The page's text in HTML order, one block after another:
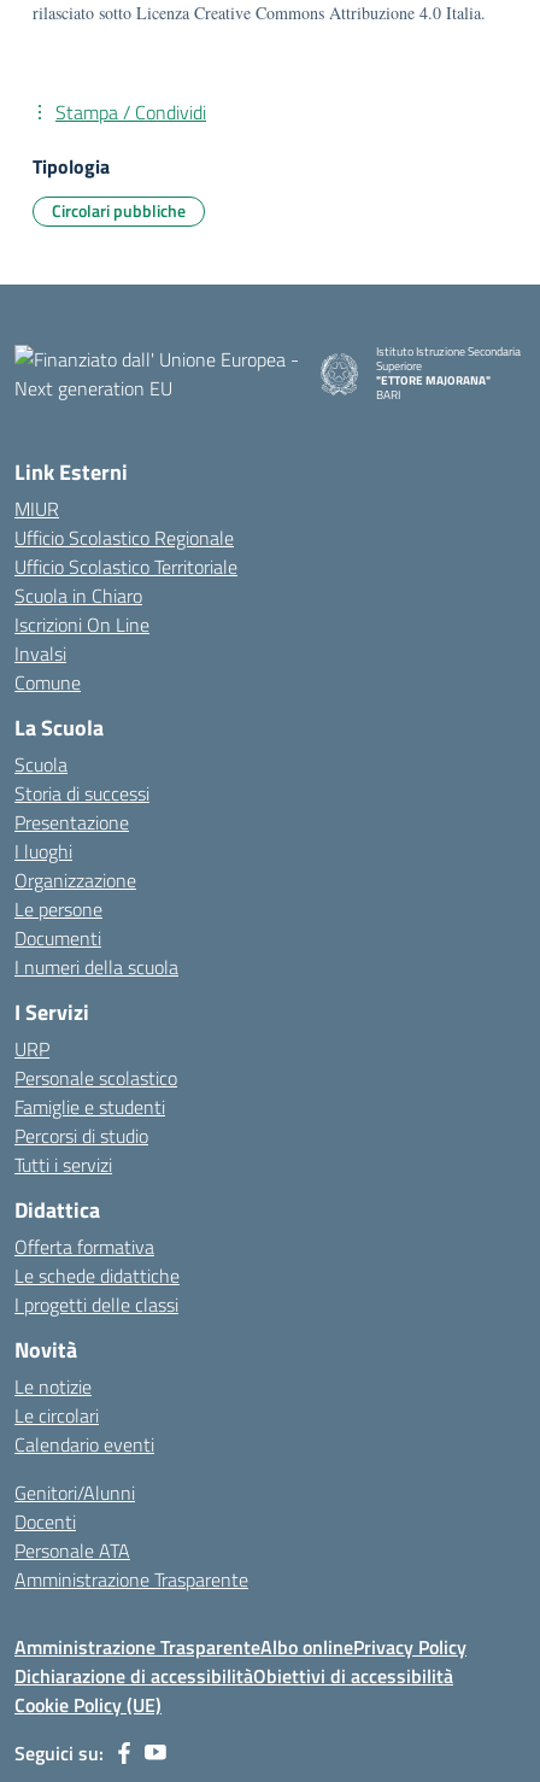
rilasciato sotto Licenza Creative Commons Attribuzione 4.0 Italia.
Stampa / Condividi
Tipologia
Circolari pubbliche
Istituto Istruzione Secondaria
Superiore
"ETTORE MAJORANA"
BARI
Link Esterni
MIUR
Ufficio Scolastico Regionale
Ufficio Scolastico Territoriale
Scuola in Chiaro
Iscrizioni On Line
Invalsi
Comune
La Scuola
Scuola
Storia di successi
Presentazione
I luoghi
Organizzazione
Le persone
Documenti
I numeri della scuola
I Servizi
URP
Personale scolastico
Famiglie e studenti
Percorsi di studio
Tutti i servizi
Didattica
Offerta formativa
Le schede didattiche
I progetti delle classi
Novità
Le notizie
Le circolari
Calendario eventi
Genitori/Alunni
Docenti
Personale ATA
Amministrazione Trasparente
Amministrazione TrasparenteAlbo onlinePrivacy Policy
Dichiarazione di accessibilitàObiettivi di accessibilità
Cookie Policy (UE)
Seguici su: